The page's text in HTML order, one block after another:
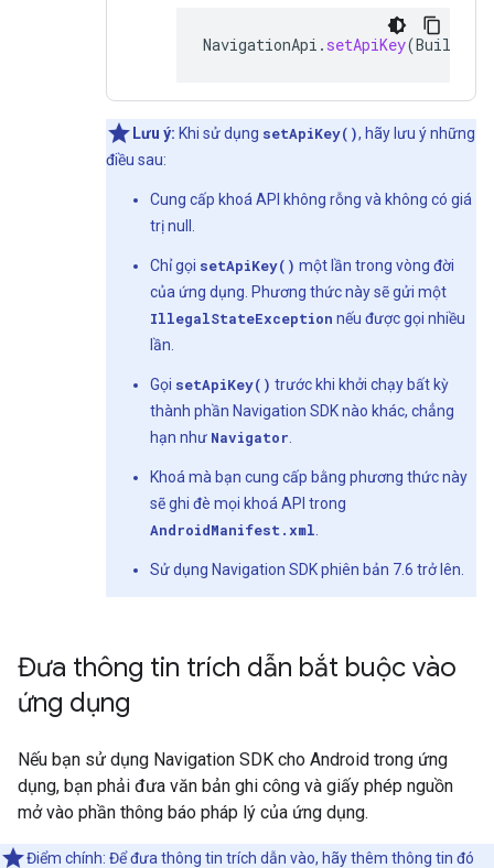
NavigationApi . setApiKey(
Lưu ý: Khi sử dụng setApiKey(), hãy lưu ý những
điều sau:
Cung cấp khoá API không rỗng và không có giá
trị null.
Chỉ gọi setApiKey() một lần trong vòng đời
của ứng dụng. Phương thức này sẽ gửi một
IllegalStateException nếu được gọi nhiều
lần.
Gọi setApiKey() trước khi khởi chạy bất kỳ
thành phần Navigation SDK nào khác, chẳng
hạn như Navigator
Khoá mà bạn cung cấp bằng phương thức này
sẽ ghi đè mọi khoá API trong
AndroidManifest.xml
Sử dụng Navigation SDK phiên bản 7.6 trở lên.
Đưa thông tin trích dẫn bắt buộc vào
ứng dụng
Nếu bạn sử dụng Navigation SDK cho Android trong ứng
dụng, bạn phải đưa văn bản ghi công và giấy phép nguồn
mở vào phần thông báo pháp lý của ứng dụng.
Điểm chính: Để đưa thông tin trích dẫn vào, hãy thêm thông tin đó